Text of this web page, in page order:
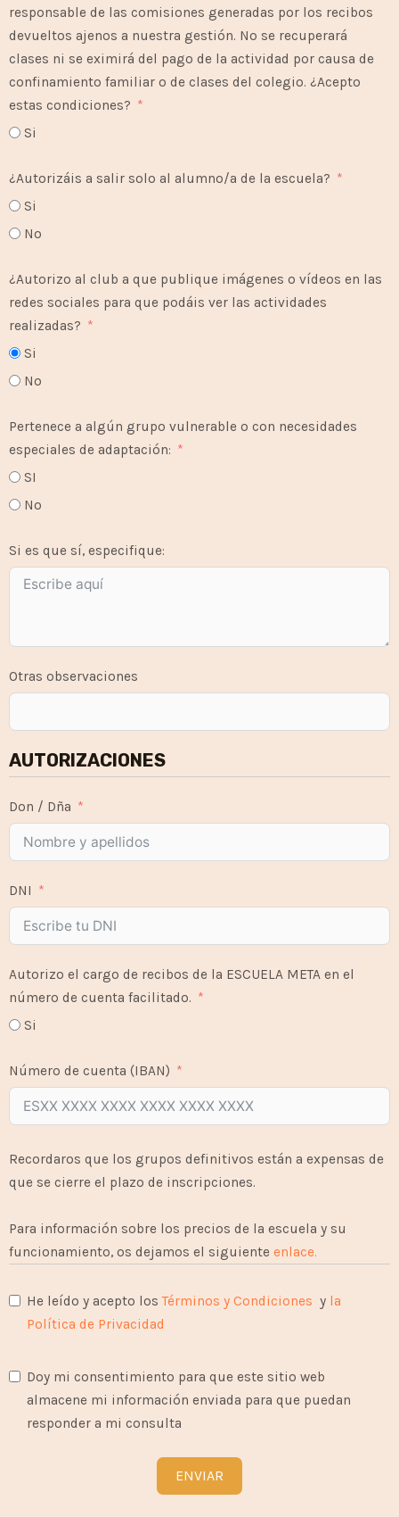
responsable de las comisiones generadas por los recibos
devueltos ajenos a nuestra gestión. No se recuperará
clases ni se eximirá del pago de la actividad por causa de
confinamiento familiar o de clases del colegio. ¿Acepto
estas condiciones?
Si
¿Autorizáis a salir solo al alumno/a de la escuela?
Si
No
¿Autorizo al club a que publique imágenes o vídeos en las
redes sociales para que podáis ver las actividades
realizadas?
Si
No
Pertenece a algún grupo vulnerable o con necesidades
especiales de adaptación:
SI
No
Si es que sí, especifique:
Otras observaciones
AUTORIZACIONES
Don / Dña
DNI
Autorizo el cargo de recibos de la ESCUELA META en el
número de cuenta facilitado.
Si
Número de cuenta (IBAN)
Recordaros que los grupos definitivos están a expensas de
que se cierre el plazo de inscripciones.
Para información sobre los precios de la escuela y su
funcionamiento, os dejamos el siguiente enlace.
He leído y acepto losTérminos y Condiciones y la
Política de Privacidad
Doy mi consentimiento para que este sitio web
almacene mi información enviada para que puedan
responder a mi consulta
ENVIAR